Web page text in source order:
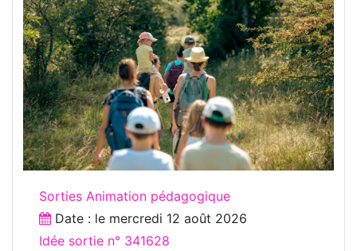
Sorties Animation pédagogique
Date : le mercredi 12 août 2026
Idée sortie n° 341628